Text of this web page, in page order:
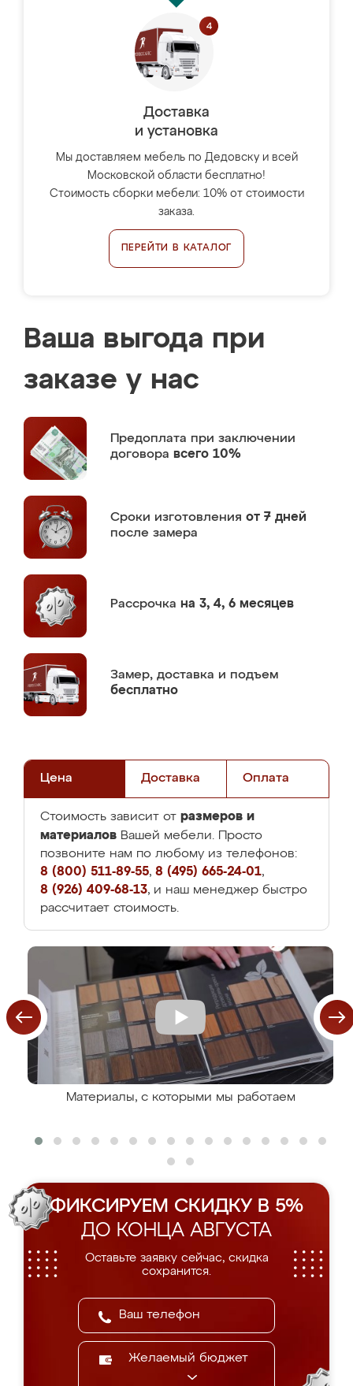
Доставка
и установка
Мы доставляем мебель по Дедовску и всей
Московской области бесплатно!
Стоимость сборки мебели: 10% от стоимости
заказа.
ПЕРЕЙТИ В КАТАЛОГ
Ваша выгода при
заказе у нас
Предоплата при заключении
договора всего 10%
Сроки изготовления от 7 дней
после замера
Рассрочка на 3, 4, 6 месяцев
Замер, доставка и подъем
бесплатно
Цена Доставка Оплата
Стоимость зависит от размеров и
материалов Вашей мебели. Просто
позвоните нам по любому из телефонов:
8 (800) 511-89-55, 8 (495) 665-24-01,
8 (926) 409-68-13, и наш менеджер быстро
рассчитает стоимость.
Материалы, с которыми мы работаем
ФИКСИРУЕМ СКИДКУ В 5%
ДО КОНЦА АВГУСТА
Оставьте заявку сейчас, скидка
сохранится.
Желаемый бюджет